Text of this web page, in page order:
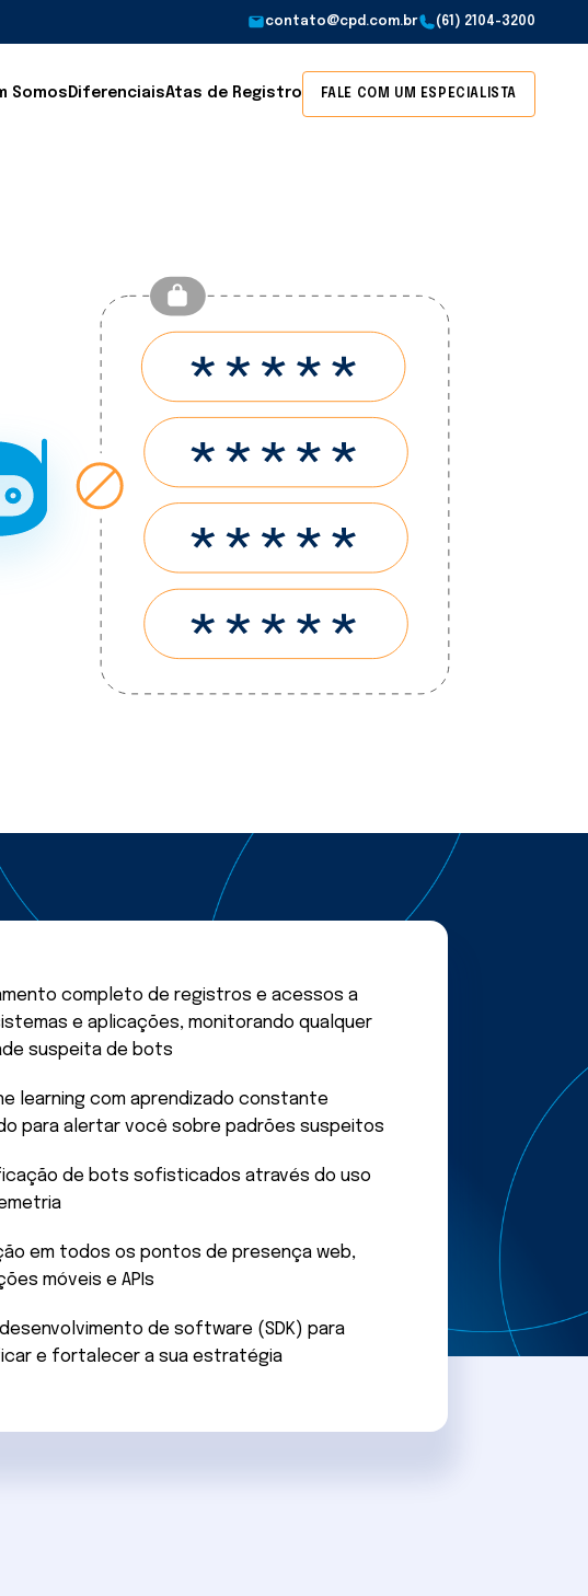
contato@cpd.com.br (61) 2104-3200
Somos DiferenciaisAtas de Registro FALE COM UM ESPECIALISTA
completo de registros e acessos a
e aplicações, monitorando qualquer
suspeita de bots
learning com aprendizado constante
para alertar você sobre padrões suspeitos
de bots sofisticados através do uso
em todos os pontos de presença web,
móveis e APIs
de software (SDK) para
e fortalecer a sua estratégia